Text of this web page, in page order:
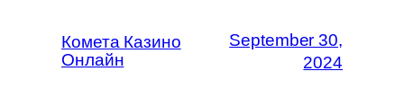
Комета Казино
Онлайн
September 30,
2024